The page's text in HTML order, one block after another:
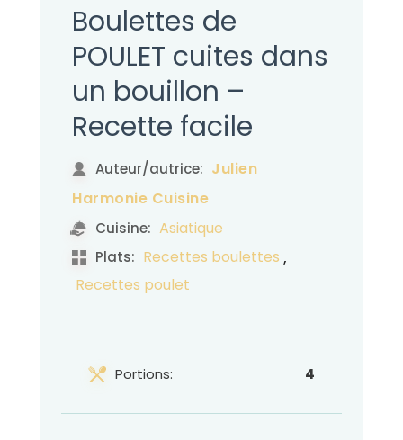
Boulettes de
POULET cuites dans
un bouillon –
Recette facile
Auteur/autrice: Julien
Harmonie Cuisine
Cuisine: Asiatique
Plats: Recettes boulettes ,
Recettes poulet
Portions: 4